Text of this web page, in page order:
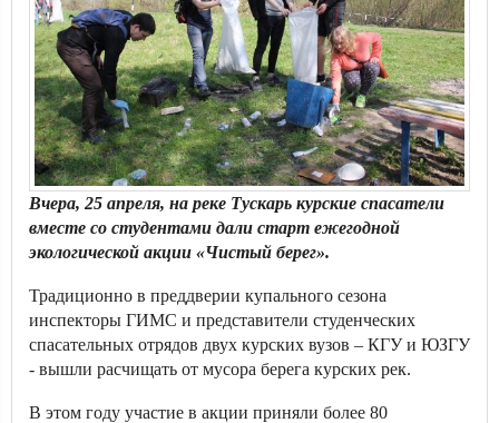
Вчера, 25 апреля, на реке Тускарь курские спасатели
вместе со студентами дали старт ежегодной
экологической акции «Чистый берег».
Традиционно в преддверии купального сезона
инспекторы ГИМС и представители студенческих
спасательных отрядов двух курских вузов – КГУ и ЮЗГУ
- вышли расчищать от мусора берега курских рек.
В этом году участие в акции приняли более 80